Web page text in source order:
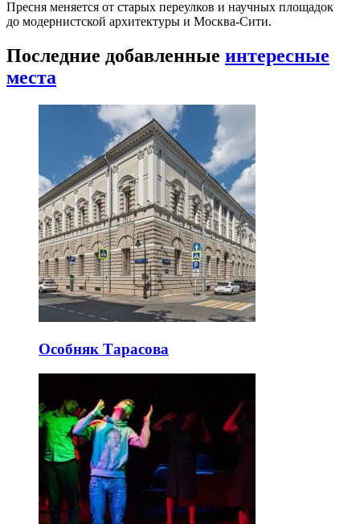
Пресня меняется от старых переулков и научных площадок
до модернистской архитектуры и Москва-Сити.
Последние добавленные интересные
места
Особняк Тарасова